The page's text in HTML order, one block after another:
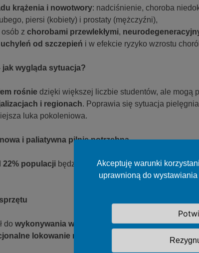
Akceptuję warunki
uprawnioną do
krążenia i nowotwory: nadciśnienie, choroba
piersi (kobiety) i prostaty (mężczyźni),
z chorobami przewlekłymi,
uchyleń od szczepień i w efekcie ryzyko wzrostu
jak wygląda sytuacja?
rośnie dzięki większej liczbie studentów, ale mogą
i regionach. Poprawia się sytuacja
luka pokoleniowa.
i paliatywna pilnie potrzebna
22% populacji będzie w wieku 65+. Konieczne są
do wykonywania większej liczby badań
lokowanie nowych inwestycji
w sprzęt, aby